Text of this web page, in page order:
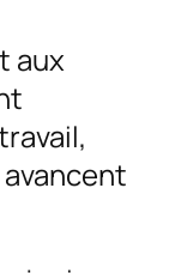
aux